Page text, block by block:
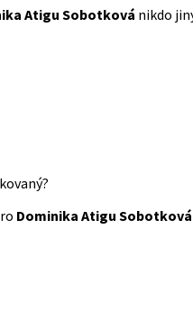
Atigu Sobotková nikdo
Dominika Atigu Sobotková